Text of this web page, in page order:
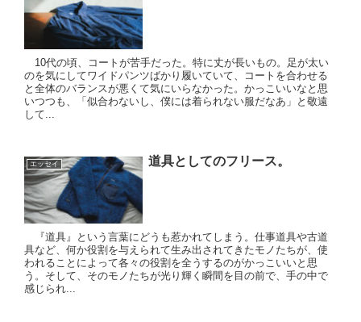
10代の頃、コートが苦手だった。特に丈が長いもの。足が太い
のを気にしてワイドパンツばかり履いていて、コートを合わせる
と全体のバランスが悪くて気にいらなかった。かっこいいなと思
いつつも、「似合わないし、僕には着られない服だなあ」と敬遠
して...
エッセイ 道具としてのフリース。
『道具』という言葉にどうも惹かれてしまう。仕事道具や古道
具など、何か役割を与えられて生み出されてきたモノたちが、使
われることによって各々の役割を全うするのがかっこいいと思
う。そして、そのモノたちが光り輝く瞬間を目の前で、手の中で
感じられ...